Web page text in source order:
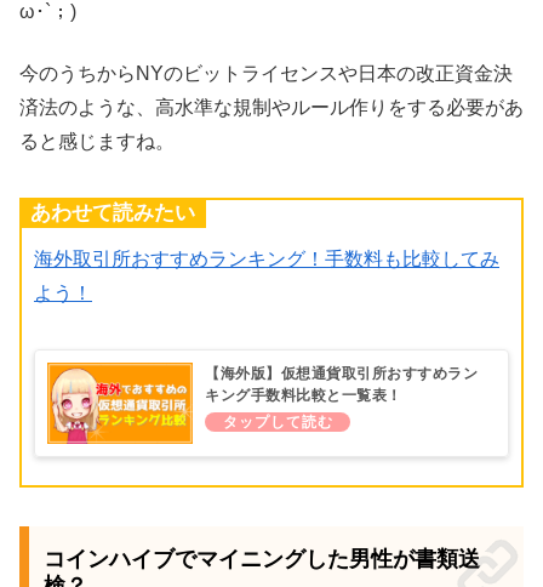
ω･`；)
今のうちからNYのビットライセンスや日本の改正資金決
済法のような、高水準な規制やルール作りをする必要があ
ると感じますね。
あわせて読みたい
海外取引所おすすめランキング！手数料も比較してみ
よう！
【海外版】仮想通貨取引所おすすめラン
キング手数料比較と一覧表！
コインハイブでマイニングした男性が書類送